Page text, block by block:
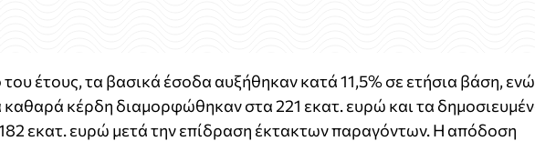
έτους, τα βασικά έσοδα αυξήθηκαν κατά 11,5% σε ετήσια βάση, ενώ
κέρδη διαμορφώθηκαν στα 221 εκατ. ευρώ και τα
εκατ. ευρώ μετά την επίδραση έκτακτων παραγόντων. Η απόδοση